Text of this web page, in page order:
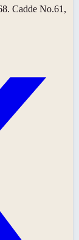
Cadde No.61,